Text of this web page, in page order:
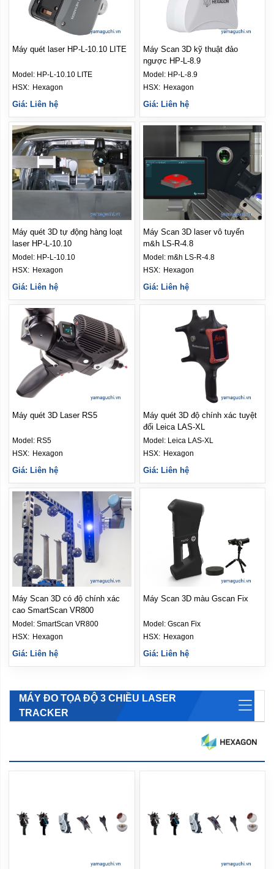
Máy quét laser HP-L-10.10 LITE
Model: HP-L-10.10 LITE
Hexagon
Giá: Liên hệ
Máy Scan 3D kỹ thuật đảo
ngược HP-L-8.9
Model: HP-L-8.9
HSX: Hexagon
Giá: Liên hệ
Máy quét 3D tự động hàng loạt
laser HP-L-10.10
Model: HP-L-10.10
Hexagon
Giá: Liên hệ
Máy Scan 3D laser vô tuyến
m&h LS-R-4.8
Model: m&h LS-R-4.8
HSX: Hexagon
Giá: Liên hệ
Máy quét 3D Laser RS5
Model: RS5
Hexagon
Giá: Liên hệ
Máy quét 3D độ chính xác tuyệt
đối Leica LAS-XL
Model: Leica LAS-XL
HSX: Hexagon
Giá: Liên hệ
Máy Scan 3D có độ chính xác
cao SmartScan VR800
Model: SmartScan VR800
Hexagon
Giá: Liên hệ
Máy Scan 3D màu Gscan Fix
Model: Gscan Fix
HSX: Hexagon
Giá: Liên hệ
MÁY ĐO TỌA ĐỘ 3 CHIỀU LASER
TRACKER